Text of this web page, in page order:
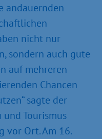
andauernden
nicht nur
sondern auch gute
auf mehreren
Chancen
sagte der
Tourismus
vor Ort. Am 16.